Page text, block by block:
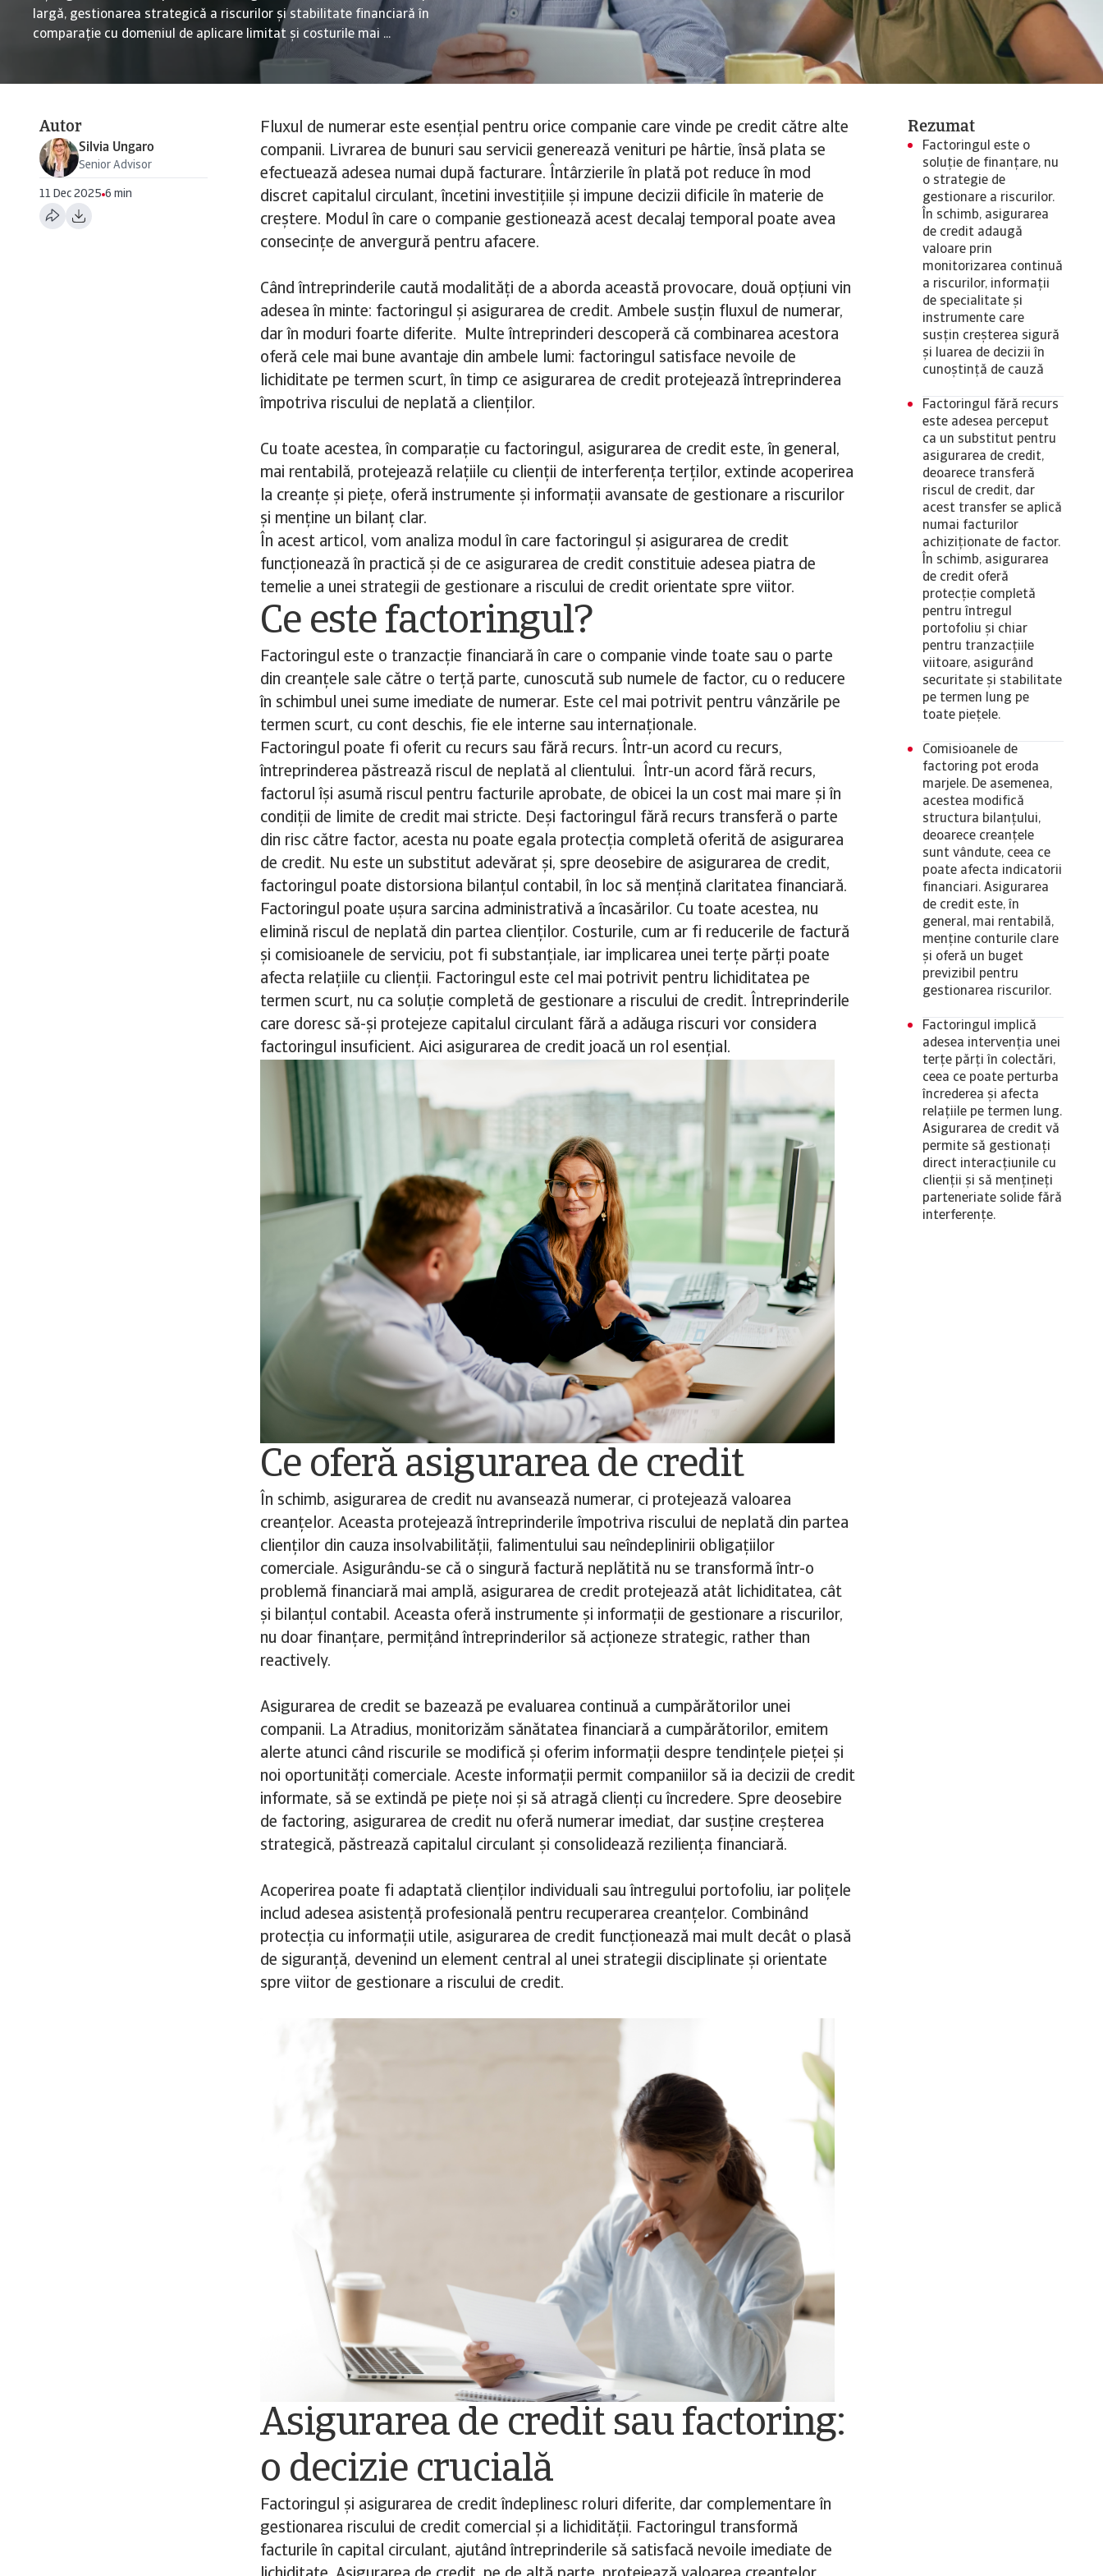
largă, gestionarea strategică a riscurilor și stabilitate financiară în
comparație cu domeniul de aplicare limitat și costurile mai ...
Autor
Silvia Ungaro
Senior Advisor
11 Dec 2025 6 min
Fluxul de numerar este esențial pentru orice companie care vinde pe credit către alte
companii. Livrarea de bunuri sau servicii generează venituri pe hârtie, însă plata se
efectuează adesea numai după facturare. Întârzierile în plată pot reduce în mod
discret capitalul circulant, încetini investițiile și impune decizii dificile în materie de
creștere. Modul în care o companie gestionează acest decalaj temporal poate avea
consecințe de anvergură pentru afacere.
Când întreprinderile caută modalități de a aborda această provocare, două opțiuni vin
adesea în minte: factoringul și asigurarea de credit. Ambele susțin fluxul de numerar,
dar în moduri foarte diferite. Multe întreprinderi descoperă că combinarea acestora
oferă cele mai bune avantaje din ambele lumi: factoringul satisface nevoile de
lichiditate pe termen scurt, în timp ce asigurarea de credit protejează întreprinderea
împotriva riscului de neplată a clienților.
Cu toate acestea, în comparație cu factoringul, asigurarea de credit este, în general,
mai rentabilă, protejează relațiile cu clienții de interferența terților, extinde acoperirea
la creanțe și piețe, oferă instrumente și informații avansate de gestionare a riscurilor
și menține un bilanț clar.
În acest articol, vom analiza modul în care factoringul și asigurarea de credit
funcționează în practică și de ce asigurarea de credit constituie adesea piatra de
temelie a unei strategii de gestionare a riscului de credit orientate spre viitor.
Ce este factoringul?
Factoringul este o tranzacție financiară în care o companie vinde toate sau o parte
din creanțele sale către o terță parte, cunoscută sub numele de factor, cu o reducere
în schimbul unei sume imediate de numerar. Este cel mai potrivit pentru vânzările pe
termen scurt, cu cont deschis, fie ele interne sau internaționale.
Factoringul poate fi oferit cu recurs sau fără recurs. Într-un acord cu recurs,
întreprinderea păstrează riscul de neplată al clientului. Într-un acord fără recurs,
factorul își asumă riscul pentru facturile aprobate, de obicei la un cost mai mare și în
condiții de limite de credit mai stricte. Deși factoringul fără recurs transferă o parte
din risc către factor, acesta nu poate egala protecția completă oferită de asigurarea
de credit. Nu este un substitut adevărat și, spre deosebire de asigurarea de credit,
factoringul poate distorsiona bilanțul contabil, în loc să mențină claritatea financiară.
Factoringul poate ușura sarcina administrativă a încasărilor. Cu toate acestea, nu
elimină riscul de neplată din partea clienților. Costurile, cum ar fi reducerile de factură
și comisioanele de serviciu, pot fi substanțiale, iar implicarea unei terțe părți poate
afecta relațiile cu clienții. Factoringul este cel mai potrivit pentru lichiditatea pe
termen scurt, nu ca soluție completă de gestionare a riscului de credit. Întreprinderile
care doresc să-și protejeze capitalul circulant fără a adăuga riscuri vor considera
factoringul insuficient. Aici asigurarea de credit joacă un rol esențial.
Ce oferă asigurarea de credit
În schimb, asigurarea de credit nu avansează numerar, ci protejează valoarea
creanțelor. Aceasta protejează întreprinderile împotriva riscului de neplată din partea
clienților din cauza insolvabilității, falimentului sau neîndeplinirii obligațiilor
comerciale. Asigurându-se că o singură factură neplătită nu se transformă într-o
problemă financiară mai amplă, asigurarea de credit protejează atât lichiditatea, cât
și bilanțul contabil. Aceasta oferă instrumente și informații de gestionare a riscurilor,
nu doar finanțare, permițând întreprinderilor să acționeze strategic, rather than
reactively.
Asigurarea de credit se bazează pe evaluarea continuă a cumpărătorilor unei
companii. La Atradius, monitorizăm sănătatea financiară a cumpărătorilor, emitem
alerte atunci când riscurile se modifică și oferim informații despre tendințele pieței și
noi oportunități comerciale. Aceste informații permit companiilor să ia decizii de credit
informate, să se extindă pe piețe noi și să atragă clienți cu încredere. Spre deosebire
de factoring, asigurarea de credit nu oferă numerar imediat, dar susține creșterea
strategică, păstrează capitalul circulant și consolidează reziliența financiară.
Acoperirea poate fi adaptată clienților individuali sau întregului portofoliu, iar polițele
includ adesea asistență profesională pentru recuperarea creanțelor. Combinând
protecția cu informații utile, asigurarea de credit funcționează mai mult decât o plasă
de siguranță, devenind un element central al unei strategii disciplinate și orientate
spre viitor de gestionare a riscului de credit.
Asigurarea de credit sau factoring:
o decizie crucială
Factoringul și asigurarea de credit îndeplinesc roluri diferite, dar complementare în
gestionarea riscului de credit comercial și a lichidității. Factoringul transformă
facturile în capital circulant, ajutând întreprinderile să satisfacă nevoile imediate de
Rezumat
Factoringul este o
soluție de finanțare, nu
o strategie de
gestionare a riscurilor.
În schimb, asigurarea
de credit adaugă
valoare prin
monitorizarea continuă
a riscurilor, informații
de specialitate și
instrumente care
susțin creșterea sigură
și luarea de decizii în
cunoștință de cauză
Factoringul fără recurs
este adesea perceput
ca un substitut pentru
asigurarea de credit,
deoarece transferă
riscul de credit, dar
acest transfer se aplică
numai facturilor
achiziționate de factor.
În schimb, asigurarea
de credit oferă
protecție completă
pentru întregul
portofoliu și chiar
pentru tranzacțiile
viitoare, asigurând
securitate și stabilitate
pe termen lung pe
toate piețele.
Comisioanele de
factoring pot eroda
marjele. De asemenea,
acestea modifică
structura bilanțului,
deoarece creanțele
sunt vândute, ceea ce
poate afecta indicatorii
financiari. Asigurarea
de credit este, în
general, mai rentabilă,
menține conturile clare
și oferă un buget
previzibil pentru
gestionarea riscurilor.
Factoringul implică
adesea intervenția unei
terțe părți în colectări,
ceea ce poate perturba
încrederea și afecta
relațiile pe termen lung.
Asigurarea de credit vă
permite să gestionați
direct interacțiunile cu
clienții și să mențineți
parteneriate solide fără
interferențe.